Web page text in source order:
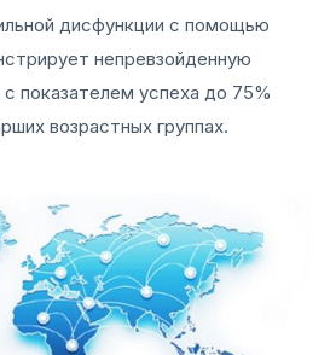
дисфункции с помощью
непревзойденную
показателем успеха до 75%
возрастных группах.